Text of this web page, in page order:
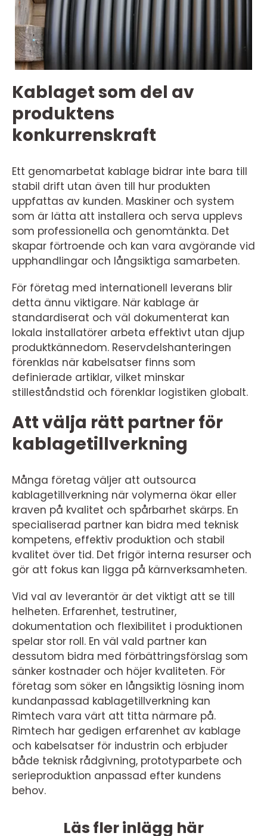
Kablaget som del av
produktens
konkurrenskraft
Ett genomarbetat kablage bidrar inte bara till
stabil drift utan även till hur produkten
uppfattas av kunden. Maskiner och system
som är lätta att installera och serva upplevs
som professionella och genomtänkta. Det
skapar förtroende och kan vara avgörande vid
upphandlingar och långsiktiga samarbeten.
För företag med internationell leverans blir
detta ännu viktigare. När kablage är
standardiserat och väl dokumenterat kan
lokala installatörer arbeta effektivt utan djup
produktkännedom. Reservdelshanteringen
förenklas när kabelsatser finns som
definierade artiklar, vilket minskar
stilleståndstid och förenklar logistiken globalt.
Att välja rätt partner för
kablagetillverkning
Många företag väljer att outsourca
kablagetillverkning när volymerna ökar eller
kraven på kvalitet och spårbarhet skärps. En
specialiserad partner kan bidra med teknisk
kompetens, effektiv produktion och stabil
kvalitet över tid. Det frigör interna resurser och
gör att fokus kan ligga på kärnverksamheten.
Vid val av leverantör är det viktigt att se till
helheten. Erfarenhet, testrutiner,
dokumentation och flexibilitet i produktionen
spelar stor roll. En väl vald partner kan
dessutom bidra med förbättringsförslag som
sänker kostnader och höjer kvaliteten. För
företag som söker en långsiktig lösning inom
kundanpassad kablagetillverkning kan
Rimtech vara värt att titta närmare på.
Rimtech har gedigen erfarenhet av kablage
och kabelsatser för industrin och erbjuder
både teknisk rådgivning, prototyparbete och
serieproduktion anpassad efter kundens
behov.
Läs fler inlägg här